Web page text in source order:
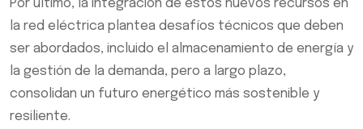
Por último, la integración de estos nuevos recursos en
la red eléctrica plantea desafíos técnicos que deben
ser abordados, incluido el almacenamiento de energía y
la gestión de la demanda, pero a largo plazo,
consolidan un futuro energético más sostenible y
resiliente.